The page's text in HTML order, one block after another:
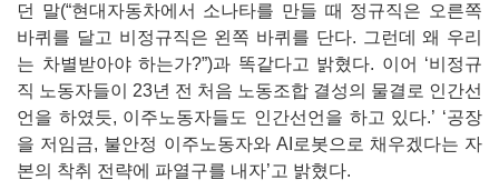
던 말(“현대자동차에서 소나타를 만들 때 정규직은 오른쪽
바퀴를 달고 비정규직은 왼쪽 바퀴를 단다. 그런데 왜 우리
는 차별받아야 하는가?”)과 똑같다고 밝혔다. 이어 ‘비정규
직 노동자들이 23년 전 처음 노동조합 결성의 물결로 인간선
언을 하였듯, 이주노동자들도 인간선언을 하고 있다.’ ‘공장
을 저임금, 불안정 이주노동자와 AI로봇으로 채우겠다는 자
본의 착취 전략에 파열구를 내자’고 밝혔다.